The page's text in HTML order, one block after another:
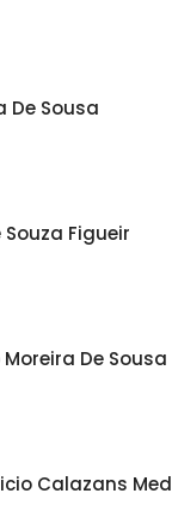
De Sousa
Figueir
De Sousa
Calazans Med